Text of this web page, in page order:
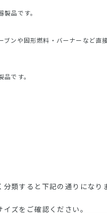
品です。
ブンや固形燃料・バーナーなど直
です。
類すると下記の通りになり
ズをご確認ください。